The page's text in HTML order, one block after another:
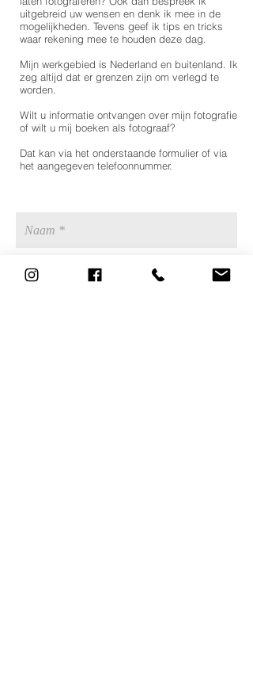
uitgebreid uw wensen en denk ik mee in de
mogelijkheden. Tevens geef ik tips en tricks
waar rekening mee te houden deze dag.
Mijn werkgebied is Nederland en buitenland. Ik
zeg altijd dat er grenzen zijn om verlegd te
worden.
Wilt u informatie ontvangen over mijn fotografie
of wilt u mij boeken als fotograaf?
Dat kan via het onderstaande formulier of via
het aangegeven telefoonnummer.